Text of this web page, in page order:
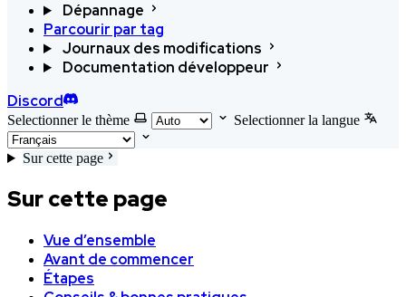
Dépannage
Parcourir par tag
Journaux des modifications
Documentation développeur
Discord
Selectionner le thème Selectionner la langue
Sur cette page
Sur cette page
Vue d’ensemble
Avant de commencer
Étapes